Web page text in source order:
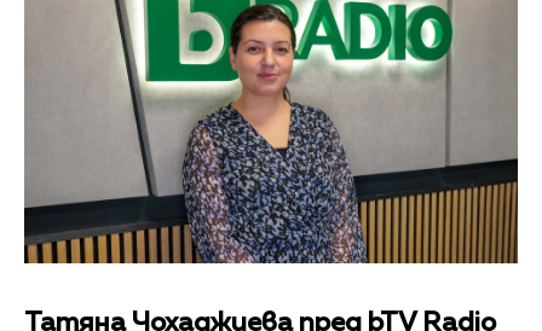
Татяна Чохаджиева пред bTV Radio